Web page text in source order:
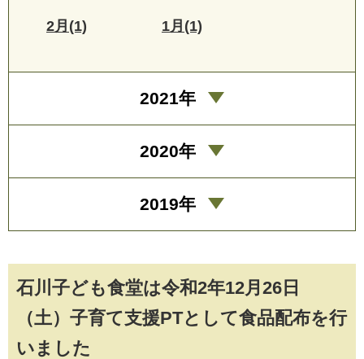
石川子ども食堂は令和2年12月26日
（土）子育て支援PTとして食品配布を行
いました
2月(1) 1月(1)
2021年
2020年
2019年